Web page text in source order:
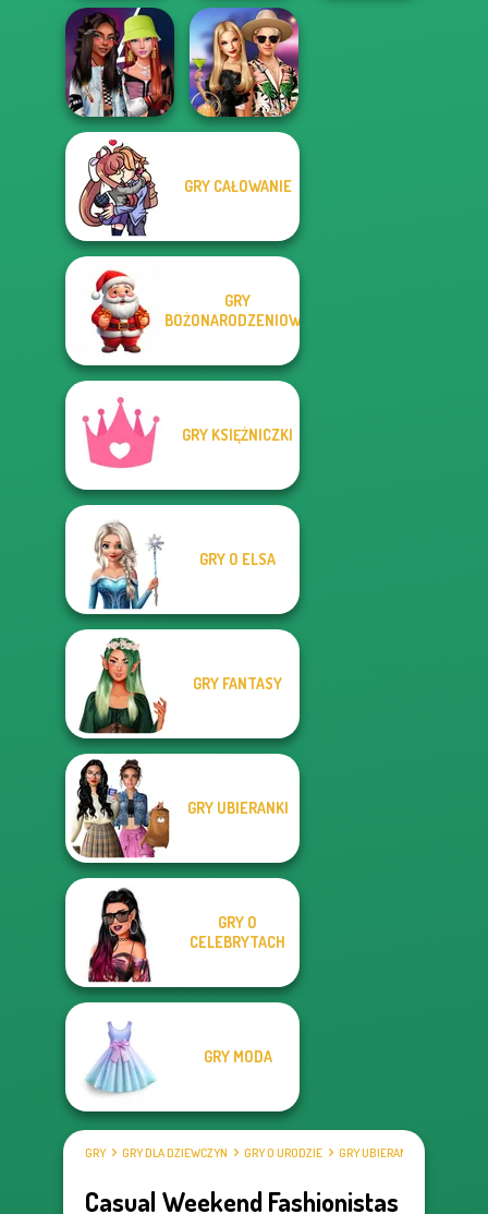
The Princess
Sent To The
Futur...
Battle Maidens
Fashionistas'
Faceoff
BFFs' Birthday
GRY CAŁOWANIE
GRY
BOŻONARODZENIOWE
GRY KSIĘŻNICZKI
GRY O ELSA
GRY FANTASY
GRY UBIERANKI
GRY O
CELEBRYTACH
GRY MODA
GRY GRY DLA DZIEWCZYN GRY O URODZIE GRY UBIERANKI
Casual Weekend Fashionistas